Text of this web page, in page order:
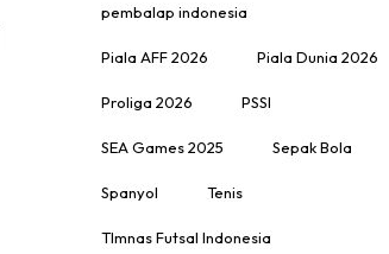
pembalap indonesia
Piala AFF 2026 Piala Dunia 2026
Proliga 2026 PSSI
SEA Games 2025 Sepak Bola
Spanyol Tenis
TImnas Futsal Indonesia